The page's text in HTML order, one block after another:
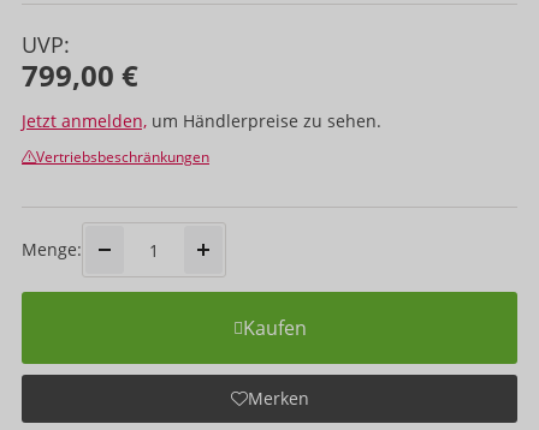
UVP:
799,00 €
Jetzt anmelden, um Händlerpreise zu sehen.
Vertriebsbeschränkungen
Menge:
Kaufen
Merken